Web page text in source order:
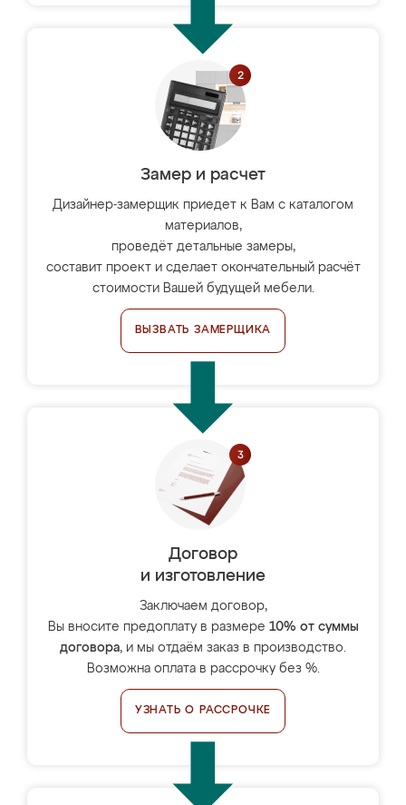
Замер и расчет
Дизайнер-замерщик приедет к Вам с каталогом
материалов,
проведёт детальные замеры,
составит проект и сделает окончательный расчёт
стоимости Вашей будущей мебели.
ВЫЗВАТЬ ЗАМЕРЩИКА
Договор
и изготовление
Заключаем договор,
Вы вносите предоплату в размере 10% от суммы
договора, и мы отдаём заказ в производство.
Возможна оплата в рассрочку без %.
УЗНАТЬ О РАССРОЧКЕ